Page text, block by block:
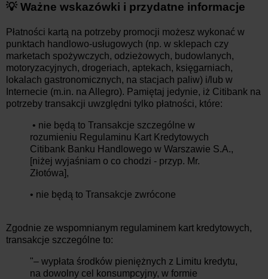
💡 Ważne wskazówki i przydatne informacje
Płatności kartą na potrzeby promocji możesz wykonać w
punktach handlowo-usługowych (np. w sklepach czy
marketach spożywczych, odzieżowych, budowlanych,
motoryzacyjnych, drogeriach, aptekach, księgarniach,
lokalach gastronomicznych, na stacjach paliw) i/lub w
Internecie (m.in. na Allegro). Pamiętaj jedynie, iż Citibank na
potrzeby transakcji uwzględni tylko płatności, które:
• nie będą to Transakcje szczególne w
rozumieniu Regulaminu Kart Kredytowych
Citibank Banku Handlowego w Warszawie S.A.,
[niżej wyjaśniam o co chodzi - przyp. Mr.
Złotówa],
• nie będą to Transakcje zwrócone
Zgodnie ze wspomnianym regulaminem kart kredytowych,
transakcje szczególne to:
"– wypłata środków pieniężnych z Limitu kredytu,
na dowolny cel konsumpcyjny, w formie